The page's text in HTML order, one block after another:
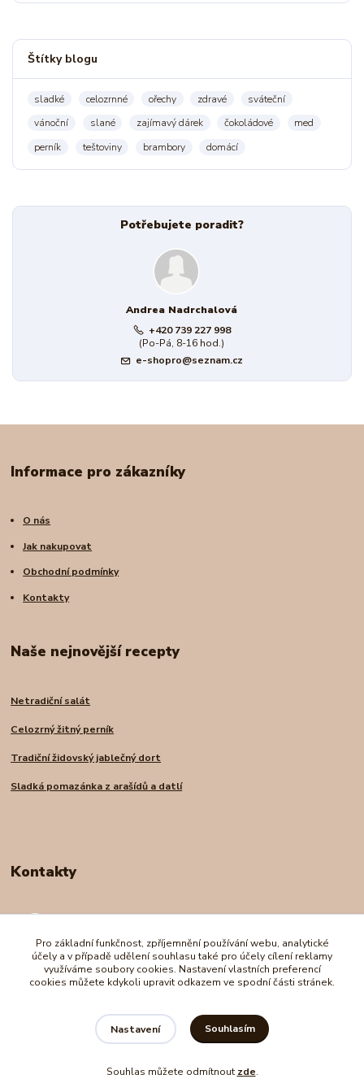
Štítky blogu
sladké celozrnné ořechy zdravé
sváteční
vánoční
slané zajímavý dárek čokoládové
med
perník
teštoviny brambory domácí
Potřebujete poradit?
Andrea Nadrchalová
+420 739 227 998
(Po-Pá, 8-16 hod.)
e-shopro@seznam.cz
Informace pro zákazníky
O nás
Jak nakupovat
Obchodní podmínky
Kontakty
Naše nejnovější recepty
Netradiční salát
Celozrný žitný perník
Tradiční židovský jablečný dort
Sladká pomazánka z arašídů a datlí
Kontakty
+420 739 227 998
(Po-Pá, 8-16 hod.)
e-shopro@seznam.cz
Vytvořeno na Eshop-rychle.cz
Pro základní funkčnost, zpříjemnění používání webu, analytické
účely a v případě udělení souhlasu také pro účely cílení reklamy
využíváme soubory cookies. Nastavení vlastních preferencí
cookies můžete kdykoli upravit odkazem ve spodní části stránek.
Nastavení Souhlasím
Souhlas můžete odmítnout zde.